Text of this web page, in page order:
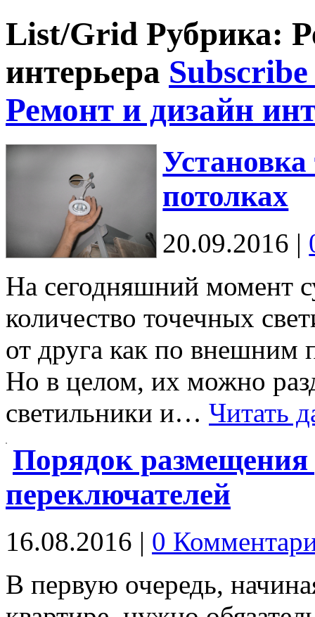
List/Grid Рубрика:
интерьера
Ремонт и дизайн
потолках
20.09.2016 |
На сегодняшний момент
количество точечных
от друга как по внешним
Но в целом, их можно
светильники и… Читать
Порядок
переключателей
16.08.2016 | 0
В первую очередь,